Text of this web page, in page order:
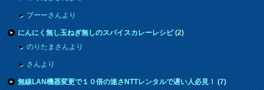
プーーさんより
にんにく無し玉ねぎ無しのスパイスカレーレシピ(2)
のりたまさんより
さんより
無線LAN機器変更で１０倍の速さNTTレンタルで遅い人必見！(7)